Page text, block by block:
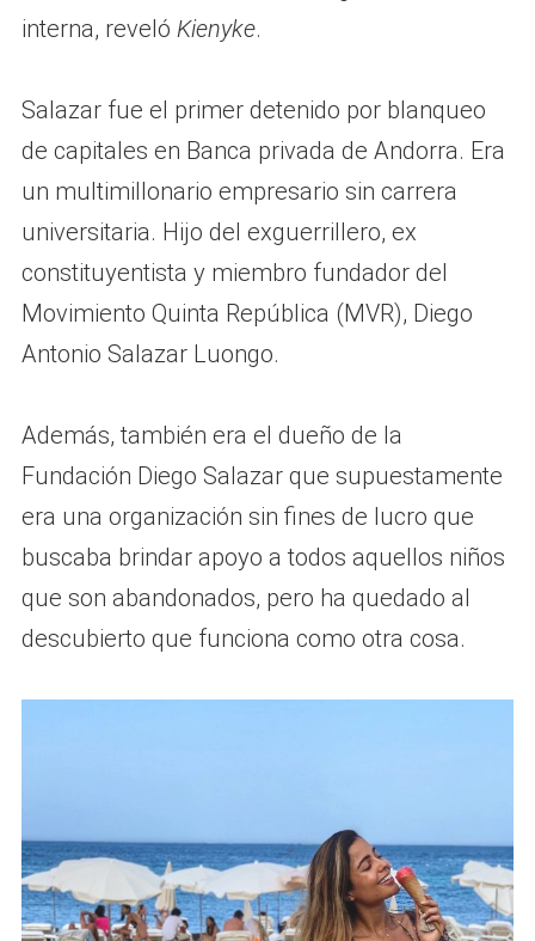
interna, reveló Kienyke.
Salazar fue el primer detenido por blanqueo
de capitales en Banca privada de Andorra. Era
un multimillonario empresario sin carrera
universitaria. Hijo del exguerrillero, ex
constituyentista y miembro fundador del
Movimiento Quinta República (MVR), Diego
Antonio Salazar Luongo.
Además, también era el dueño de la
Fundación Diego Salazar que supuestamente
era una organización sin fines de lucro que
buscaba brindar apoyo a todos aquellos niños
que son abandonados, pero ha quedado al
descubierto que funciona como otra cosa.